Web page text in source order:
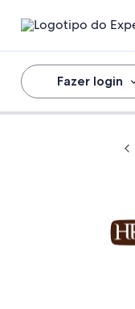
Fazer login